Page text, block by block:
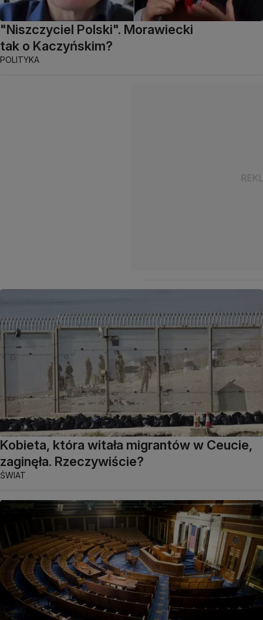
"Niszczyciel Polski". Morawiecki
tak o Kaczyńskim?
POLITYKA
Kobieta, która witała migrantów w Ceucie,
zaginęła. Rzeczywiście?
ŚWIAT